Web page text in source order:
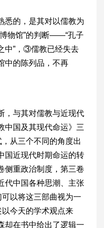
的，是其对以儒教为
物馆”的判断——“孔子
中”，③儒教已经失去
中的陈列品，不再
与其对儒教与近现代
中国及其现代命运》三
从三个不同的角度出
国近现代时期命运的转
侧重政治制度，第三卷
代中国各种思潮、主张
可以将这三部曲视为一
以今天的学术观点来
却在书中给出了逻辑一